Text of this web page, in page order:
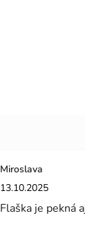
Miroslava
Hodnotenie
13.10.2025
Flaška je pekná